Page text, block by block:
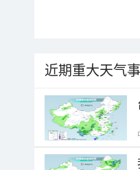
近期重大天气